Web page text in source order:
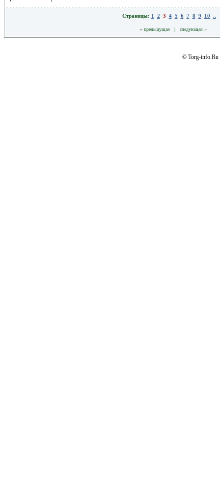
Страницы: 1 2 3 4 5 6 7 8 9 10 ..
« предыдущая | следующая »
© Torg-info.Ru